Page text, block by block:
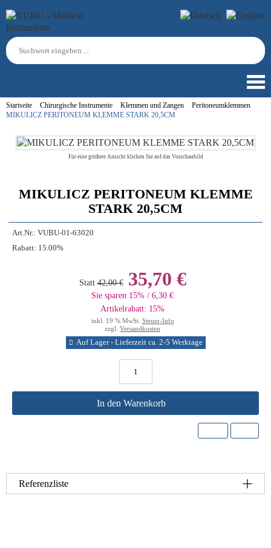
Startseite Chirurgische Instrumente Klemmen und Zangen
Peritoneumklemmen
MIKULICZ PERITONEUM KLEMME STARK 20,5CM
Für eine größere Ansicht klicken Sie auf das Vorschaubild
MIKULICZ PERITONEUM KLEMME
STARK 20,5CM
Art.Nr.: VUBU-01-63020
Rabatt: 15.00%
Statt 42,00 €35,70 €
Sie sparen 15% / 6,30 €
Artikelrabatt: 15%
inkl. 19 % MwSt. Steuer-Info
zzgl. Versandkosten
Auf Lager - Lieferzeit ca. 2-5 Werktage
In den Warenkorb
Referenzliste